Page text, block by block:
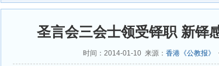
圣言会三会士领受铎职 新铎
时间：2014-01-10 来源： 香港《公教报》